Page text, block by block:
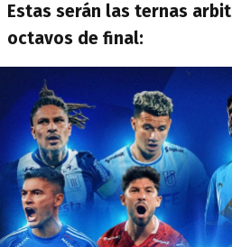
Estas serán las ternas
octavos de final: